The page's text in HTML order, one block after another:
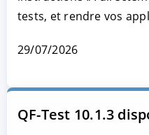
tests, et rendre vos
29/07/2026
QF-Test 10.1.3